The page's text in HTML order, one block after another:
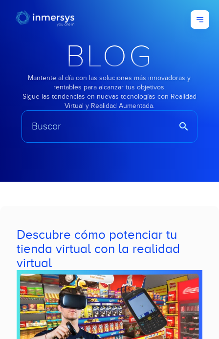
BLOG
Mantente al día con las soluciones más innovadoras y
rentables para alcanzar tus objetivos.
Sigue las tendencias en nuevas tecnologías con Realidad
Virtual y Realidad Aumentada.
search
Descubre cómo potenciar tu
tienda virtual con la realidad
virtual